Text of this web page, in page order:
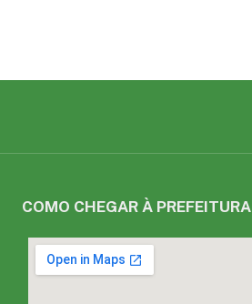
COMO CHEGAR À PREFEITURA